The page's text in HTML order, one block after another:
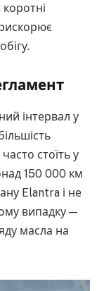
інтервал у
стоїть у
150 000 км
Elantra і не
випадку —
масла на